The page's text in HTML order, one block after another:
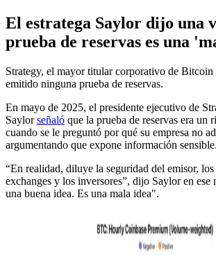
El estratega Saylor dijo una
prueba de reservas es una
Strategy, el mayor titular corporativo de Bitcoin
emitido ninguna prueba de reservas.
En mayo de 2025, el presidente ejecutivo de
Saylorseñaló que la prueba de reservas era un
cuando se le preguntó por qué su empresa no
argumentando que expone información sensible.
“En realidad, diluye la seguridad del emisor,
exchanges y los inversores”, dijo Saylor en ese
una buena idea. Es una mala idea".